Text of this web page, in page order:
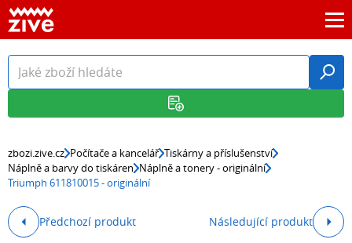
zbozi.zive.cz Počítače a kancelář Tiskárny a příslušenství
Náplně a barvy do tiskáren Náplně a tonery - originální
Triumph 611810015 - originální
Předchozí produkt Následující produkt